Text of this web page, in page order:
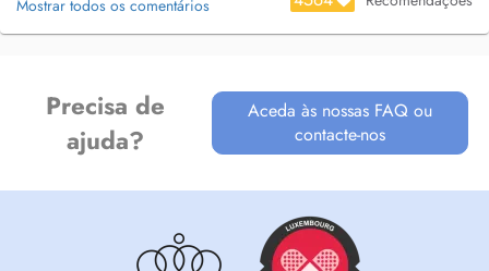
Mostrar todos os comentários
Precisa de
ajuda?
Aceda às nossas FAQ ou
contacte-nos